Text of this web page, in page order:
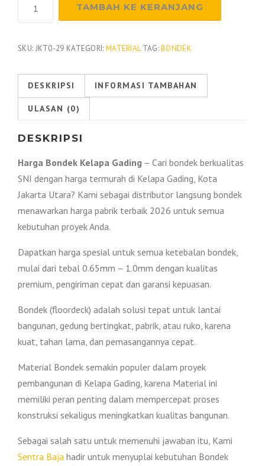
Kelapa
2026
|
Harga
!!!
TAMBAH KE KERANJANG
SKU: JKT0-29 KATEGORI: MATERIAL TAG:BONDEK
DESKRIPSI INFORMASI TAMBAHAN
ULASAN (0)
DESKRIPSI
Harga Bondek Kelapa Gading – Cari bondek berkualitas
SNI dengan harga termurah di Kelapa Gading, Kota
Jakarta Utara? Kami sebagai distributor langsung bondek
menawarkan harga pabrik terbaik 2026 untuk semua
kebutuhan proyek Anda.
Dapatkan harga spesial untuk semua ketebalan bondek,
mulai dari tebal 0.65mm – 1.0mm dengan kualitas
premium, pengiriman cepat dan garansi kepuasan.
Bondek (floordeck) adalah solusi tepat untuk lantai
bangunan, gedung bertingkat, pabrik, atau ruko, karena
kuat, tahan lama, dan pemasangannya cepat.
Material Bondek semakin populer dalam proyek
pembangunan di Kelapa Gading, karena Material ini
memiliki peran penting dalam mempercepat proses
konstruksi sekaligus meningkatkan kualitas bangunan.
Sebagai salah satu untuk memenuhi jawaban itu, Kami
Sentra Baja hadir untuk menyuplai kebutuhan Bondek